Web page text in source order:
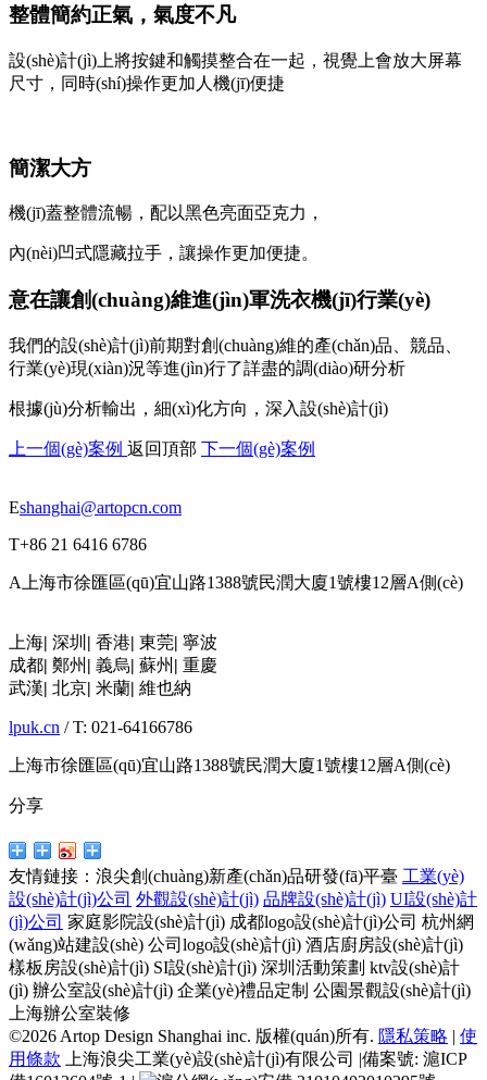
整體簡約正氣，氣度不凡
設(shè)計(jì)上將按鍵和觸摸整合在一起，視覺上會放大屏幕
尺寸，同時(shí)操作更加人機(jī)便捷
簡潔大方
機(jī)蓋整體流暢，配以黑色亮面亞克力，
內(nèi)凹式隱藏拉手， 讓操作更加便捷。
意在讓創(chuàng)維進(jìn)軍洗衣機(jī)行業(yè)
我們的設(shè)計(jì)前期對創(chuàng)維的產(chǎn)品、競品、
行業(yè)現(xiàn)況等進(jìn)行了詳盡的調(diào)研分析
根據(jù)分析輸出，細(xì)化方向，深入設(shè)計(jì)
上一個(gè)案例 返回頂部 下一個(gè)案例
Eshanghai@artopcn.com
T+86 21 6416 6786
A 上海市徐匯區(qū)宜山路1388號民潤大廈1號樓12層A側(cè)
上海| 深圳 | 香港| 東莞| 寧波
成都| 鄭州 | 義烏| 蘇州 | 重慶
武漢| 北京| 米蘭| 維也納
lpuk.cn / T: 021-64166786
上海市徐匯區(qū)宜山路1388號民潤大廈1號樓12層A側(cè)
分享
友情鏈接： 浪尖創(chuàng)新產(chǎn)品研發(fā)平臺 工業(yè)
設(shè)計(jì)公司 外觀設(shè)計(jì) 品牌設(shè)計(jì) UI設(shè)計
(jì)公司 家庭影院設(shè)計(jì) 成都logo設(shè)計(jì)公司 杭州網
(wǎng)站建設(shè) 公司logo設(shè)計(jì) 酒店廚房設(shè)計(jì)
樣板房設(shè)計(jì) SI設(shè)計(jì) 深圳活動策劃 ktv設(shè)計
(jì) 辦公室設(shè)計(jì) 企業(yè)禮品定制 公園景觀設(shè)計(jì)
上海辦公室裝修
©2026 Artop Design Shanghai inc. 版權(quán)所有. 隱私策略 | 使
用條款 上海浪尖工業(yè)設(shè)計(jì)有限公司 |備案號: 滬ICP